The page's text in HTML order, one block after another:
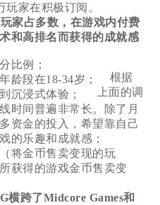
玩家在积极订阅。
家占多数，在游戏内付费
和高排名而获得的成就感
比例；
龄段在18-34岁；
沉浸式体验；
时间普遍非常长。除了月
资金的投入，希望靠自己
的乐趣和成就感；
将金币售卖变现的玩
获得的游戏金币售卖变
根据
上面的调
横跨了Midcore Games和